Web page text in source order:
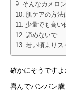
そんなカメロ
肌ケアの方法
少量でも高い
諦めないで
若い頃よりス
確かにそうですよ
喜んでバンバン